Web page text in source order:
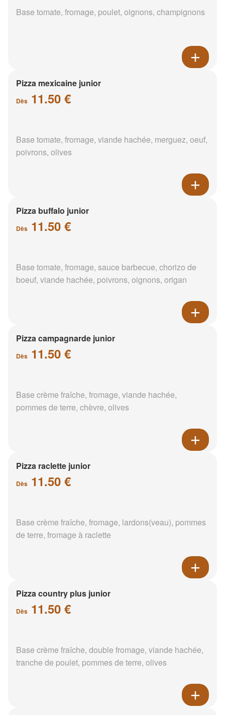
Base tomate, fromage, poulet, oignons, champignons
Pizza mexicaine junior
Dès 11.50 €
Base tomate, fromage, viande hachée, merguez, oeuf,
poivrons, olives
Pizza buffalo junior
Dès 11.50 €
Base tomate, fromage, sauce barbecue, chorizo de
boeuf, viande hachée, poivrons, oignons, origan
Pizza campagnarde junior
Dès 11.50 €
Base crème fraîche, fromage, viande hachée,
pommes de terre, chèvre, olives
Pizza raclette junior
Dès 11.50 €
Base crème fraîche, fromage, lardons(veau), pommes
de terre, fromage à raclette
Pizza country plus junior
Dès 11.50 €
Base crème fraîche, double fromage, viande hachée,
tranche de poulet, pommes de terre, olives